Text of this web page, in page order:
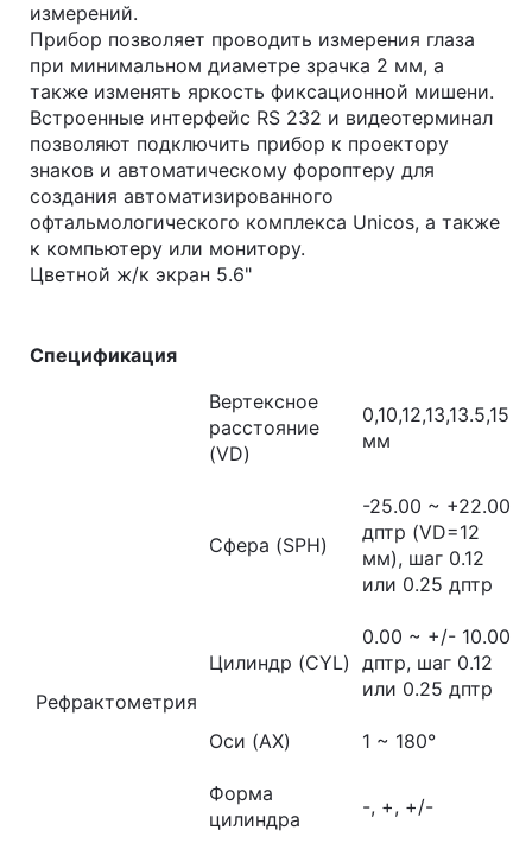
измерений.
Прибор позволяет проводить измерения глаза
при минимальном диаметре зрачка 2 мм, а
также изменять яркость фиксационной мишени.
Встроенные интерфейс RS 232 и видеотерминал
позволяют подключить прибор к проектору
знаков и автоматическому фороптеру для
создания автоматизированного
офтальмологического комплекса Unicos, а также
к компьютеру или монитору.
Цветной ж/к экран 5.6"
Спецификация
Рефрактометрия
Вертексное
расстояние
(VD)
0,10,12,13,13.5,15
мм
Сфера (SPH)
-25.00 ~ +22.00
дптр (VD=12
мм), шаг 0.12
или 0.25 дптр
Цилиндр (CYL)
0.00 ~ +/- 10.00
дптр, шаг 0.12
или 0.25 дптр
Оси (AX) 1 ~ 180°
Форма
цилиндра
-, +, +/-